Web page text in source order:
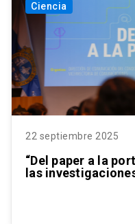
Ciencia
22 septiembre 2025
“Del paper a la
las